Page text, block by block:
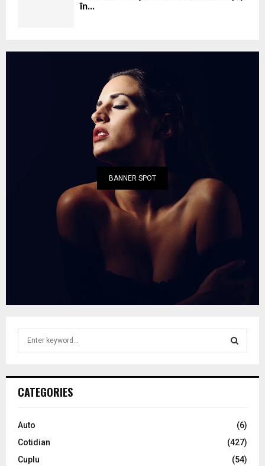
în...
BANNER SPOT
h
o
:
C
CATEGORIES
Auto
(6)
Cotidian
(427)
Cuplu
(54)